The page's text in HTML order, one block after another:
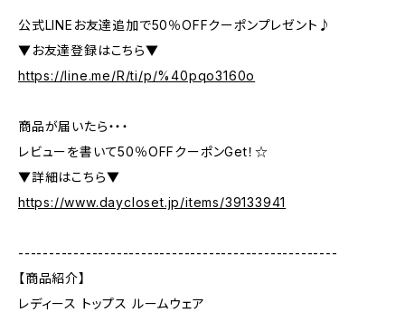
公式LINEお友達追加で50％OFFクーポンプレゼント♪
▼お友達登録はこちら▼
https://line.me/R/ti/p/%40pqo3160o
商品が届いたら・・・
レビューを書いて50％OFFクーポンGet！☆
▼詳細はこちら▼
https://www.daycloset.jp/items/39133941
----------------------------------------------------
【商品紹介】
レディース トップス ルームウェア